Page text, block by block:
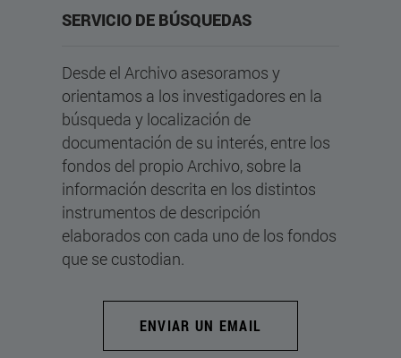
SERVICIO DE BÚSQUEDAS
Desde el Archivo asesoramos y
orientamos a los investigadores en la
búsqueda y localización de
documentación de su interés, entre los
fondos del propio Archivo, sobre la
información descrita en los distintos
instrumentos de descripción
elaborados con cada uno de los fondos
que se custodian.
ENVIAR UN EMAIL